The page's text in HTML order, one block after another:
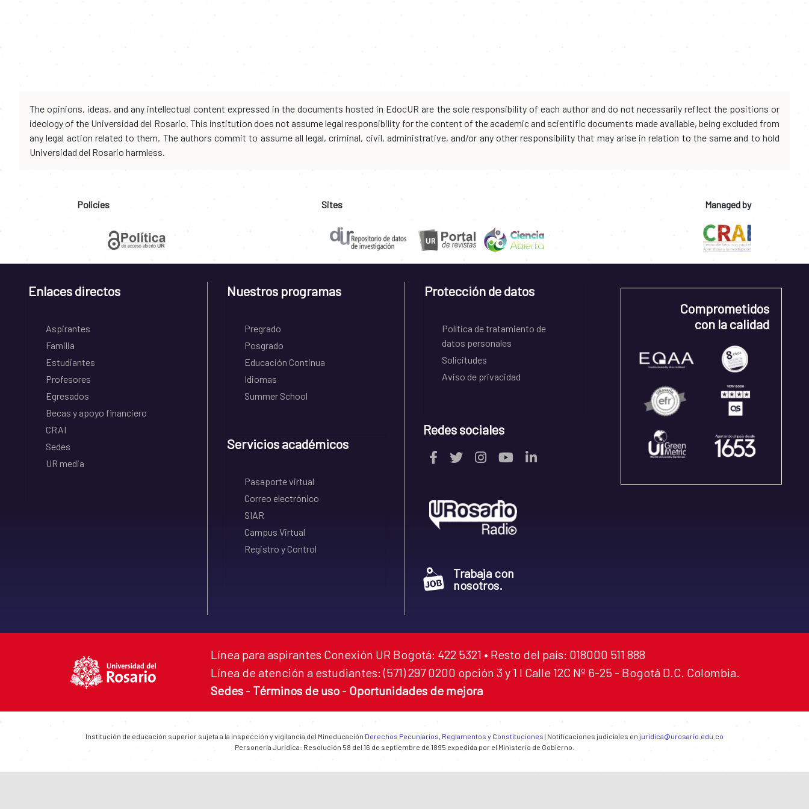
The opinions, ideas, and any intellectual content expressed in the documents hosted in EdocUR are the sole responsibility of each author and do not necessarily reflect the positions or
ideology of the Universidad del Rosario. This institution does not assume legal responsibility for the content of the academic and scientific documents made available, being excluded from
any legal action related to them. The authors commit to assume all legal, criminal, civil, administrative, and/or any other responsibility that may arise in relation to the same and to hold
Universidad del Rosario harmless.
Policies Sites Managed by
Enlaces directos
Aspirantes
Familia
Estudiantes
Profesores
Egresados
Becas y apoyo financiero
CRAI
Sedes
UR media
Nuestros programas
Pregrado
Posgrado
Educación Continua
Idiomas
Summer School
Servicios académicos
Pasaporte virtual
Correo electrónico
SIAR
Campus Virtual
Registro y Control
Protección de datos
Política de tratamiento de
datos personales
Solicitudes
Aviso de privacidad
Redes sociales
Trabaja con
nosotros.
Comprometidos
con la calidad
Línea para aspirantes Conexión UR Bogotá: 422 5321 • Resto del país: 018000 511 888
Línea de atención a estudiantes: (571) 297 0200 opción 3 y 1 I Calle 12C Nº 6-25 - Bogotá D.C. Colombia.
Sedes - Términos de uso - Oportunidades de mejora
Institución de educación superior sujeta a la inspección y vigilancia del Mineducación Derechos Pecuniarios, Reglamentos y Constituciones | Notificaciones judiciales en juridica@urosario.edu.co
Personería Jurídica: Resolución 58 del 16 de septiembre de 1895 expedida por el Ministerio de Gobierno.